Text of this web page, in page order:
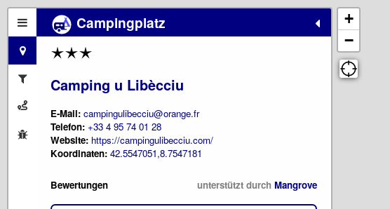
Campingplatz
Camping u Libècciu
E-Mail: campingulibecciu@orange.fr
Telefon: +33 4 95 74 01 28
Website: https://campingulibecciu.com/
Koordinaten: 42.5547051,8.7547181
Bewertungen unterstützt durch Mangrove
+
−